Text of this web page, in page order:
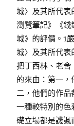
城〉及其所代表
瀏覽筆記》《錢
城》的評價。1
城〉及其所代表
把丁西林、老舍
的來由：第一
二，他們的作品
一種較特別的
礎立場都是譏